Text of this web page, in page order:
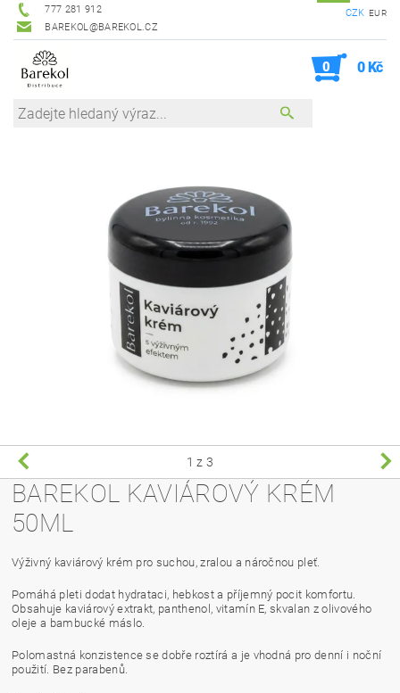
777 281 912
BAREKOL@BAREKOL.CZ
CZK EUR
0 0 Kč
1 z 3
BAREKOL KAVIÁROVÝ KRÉM
50ML
Výživný kaviárový krém pro suchou, zralou a náročnou pleť.
Pomáhá pleti dodat hydrataci, hebkost a příjemný pocit komfortu.
Obsahuje kaviárový extrakt, panthenol, vitamín E, skvalan z olivového
oleje a bambucké máslo.
Polomastná konzistence se dobře roztírá a je vhodná pro denní i noční
použití. Bez parabenů.